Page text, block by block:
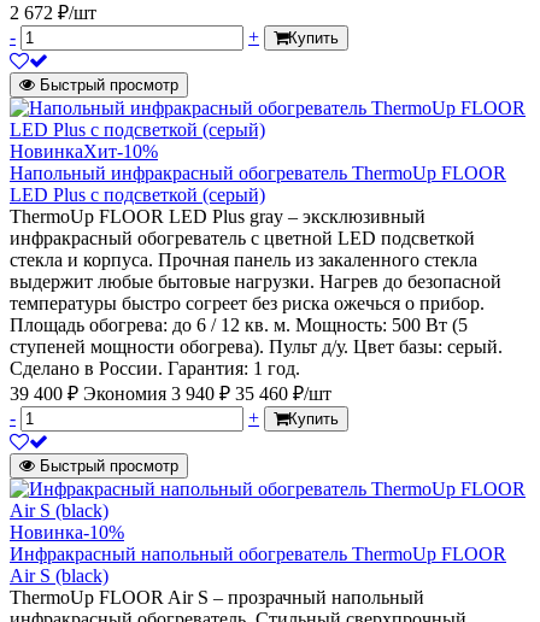
2 672 ₽/шт
-
+ Купить
Быстрый просмотр
НовинкаХит-10%
Напольный инфракрасный обогреватель ThermoUp FLOOR
LED Plus с подсветкой (серый)
ThermoUp FLOOR LED Plus gray – эксклюзивный
инфракрасный обогреватель с цветной LED подсветкой
стекла и корпуса. Прочная панель из закаленного стекла
выдержит любые бытовые нагрузки. Нагрев до безопасной
температуры быстро согреет без риска ожечься о прибор.
Площадь обогрева: до 6 / 12 кв. м. Мощность: 500 Вт (5
ступеней мощности обогрева). Пульт д/у. Цвет базы: серый.
Сделано в России. Гарантия: 1 год.
39 400 ₽ Экономия 3 940 ₽ 35 460 ₽/шт
-
+ Купить
Быстрый просмотр
Новинка-10%
Инфракрасный напольный обогреватель ThermoUp FLOOR
Air S (black)
ThermoUp FLOOR Air S – прозрачный напольный